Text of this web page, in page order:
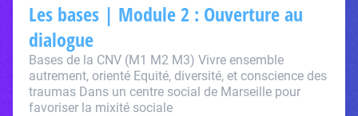
Les bases | Module 2 : Ouverture au
dialogue
Bases de la CNV (M1 M2 M3) Vivre ensemble
autrement, orienté Equité, diversité, et conscience des
traumas Dans un centre social de Marseille pour
favoriser la mixité sociale